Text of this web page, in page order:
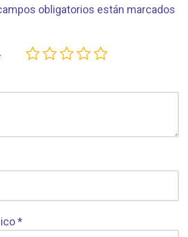
obligatorios están marcados
*